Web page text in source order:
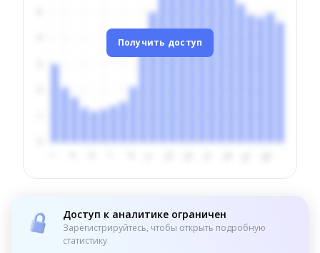
Получить доступ
Доступ к аналитике ограничен
Зарегистрируйтесь, чтобы открыть подробную
статистику